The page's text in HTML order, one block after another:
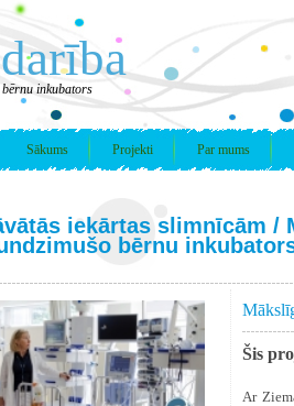
inkubators
Sākums Projekti Par mums
iekārtas slimnīcām /
bērnu
Šis
Ar